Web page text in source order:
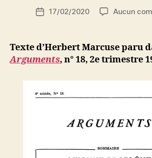
de
N
ji
b
Date17/02/2020 Aucun
Texte d’Herbert Marcuse paru
Arguments, n° 18, 2e trimestre